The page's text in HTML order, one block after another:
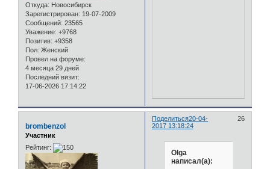
Откуда: Новосибирск
Зарегистрирован: 19-07-2009
Сообщений: 23565
Уважение: +9768
Позитив: +9358
Пол: Женский
Провел на форуме:
4 месяца 29 дней
Последний визит:
17-06-2026 17:14:22
Поделиться 26
20-04-
2017 13:18:24
brombenzol
Участник
Рейтинг:
Olga
написал(а):